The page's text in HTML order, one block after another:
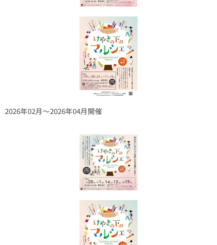
2026年02月〜2026年04月開催